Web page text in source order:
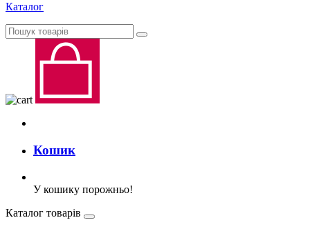
Каталог
Кошик
У кошику порожньо!
Каталог товарів